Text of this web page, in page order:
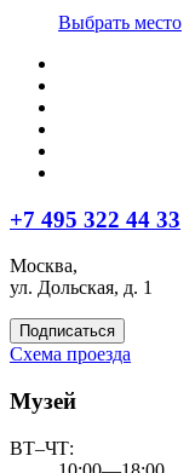
Выбрать место
+7 495 322 44 33
Москва,
ул. Дольская, д. 1
Подписаться
Схема проезда
Музей
ВТ–ЧТ: